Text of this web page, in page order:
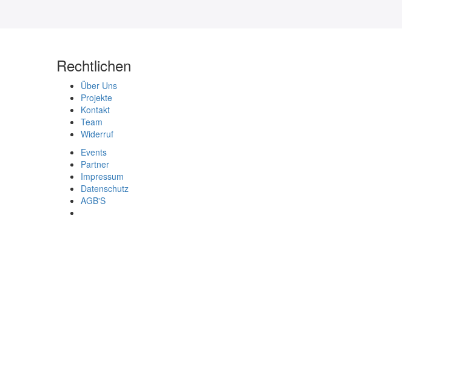
Rechtlichen
Über Uns
Projekte
Kontakt
Team
Widerruf
Events
Partner
Impressum
Datenschutz
AGB'S